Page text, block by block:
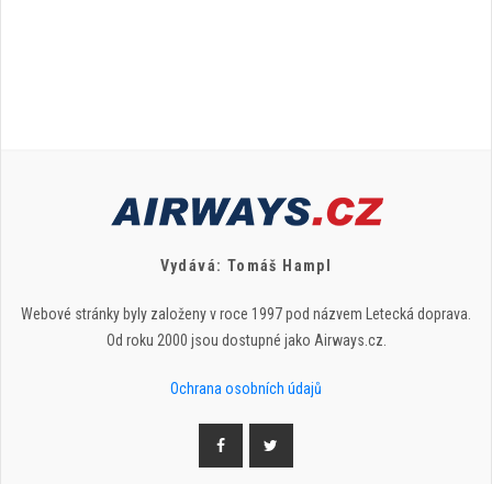
Vydává: Tomáš Hampl
Webové stránky byly založeny v roce 1997 pod názvem Letecká doprava.
Od roku 2000 jsou dostupné jako Airways.cz.
Ochrana osobních údajů